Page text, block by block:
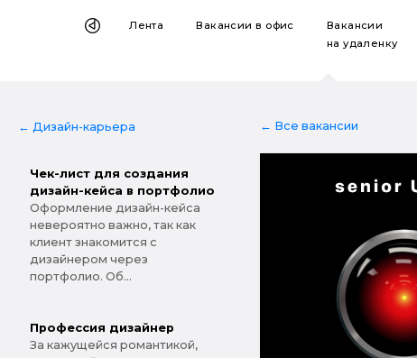
Лента Вакансиив офис
Вакансии
на удаленку
← Дизайн-карьера
Чек-лист для создания
дизайн-кейса в портфолио
Оформление дизайн-кейса
невероятно важно, так как
клиент знакомится с
дизайнером через
портфолио. Об...
Профессия дизайнер
За кажущейся романтикой,
← Все вакансии